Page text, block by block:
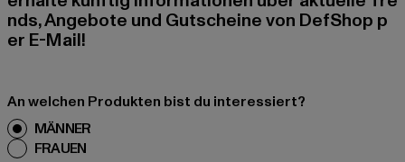
nds, Angebote und Gutscheine von DefShop p
er E-Mail!
An welchen Produkten bist du interessiert?
MÄNNER
FRAUEN